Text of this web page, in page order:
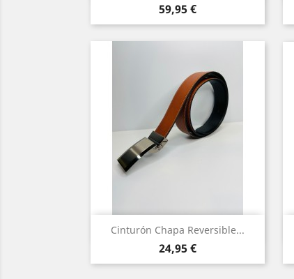
Precio
59,95 €
Cinturón Chapa Reversible...
Precio
24,95 €
 Vista rápida